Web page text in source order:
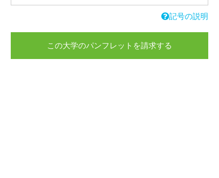
記号の説明
この大学のパンフレットを請求する